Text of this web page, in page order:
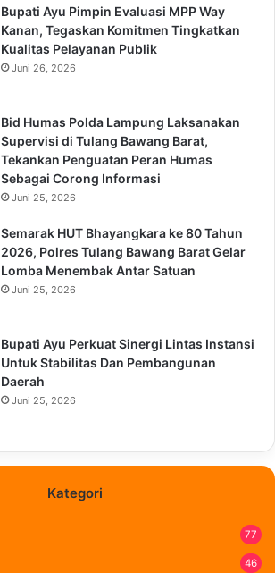
Bupati Ayu Pimpin Evaluasi MPP Way
Kanan, Tegaskan Komitmen Tingkatkan
Kualitas Pelayanan Publik
Juni 26, 2026
Bid Humas Polda Lampung Laksanakan
Supervisi di Tulang Bawang Barat,
Tekankan Penguatan Peran Humas
Sebagai Corong Informasi
Juni 25, 2026
Semarak HUT Bhayangkara ke 80 Tahun
2026, Polres Tulang Bawang Barat Gelar
Lomba Menembak Antar Satuan
Juni 25, 2026
Bupati Ayu Perkuat Sinergi Lintas Instansi
Untuk Stabilitas Dan Pembangunan
Daerah
Juni 25, 2026
Kategori
77
46